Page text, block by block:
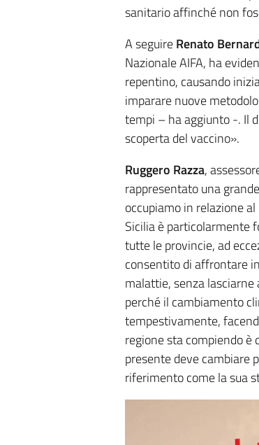
sanitario affinché non
A seguireRenato
Nazionale AIFA, ha
repentino, causando
imparare nuove
tempi – ha aggiunto -. Il
scoperta del vaccino».
Ruggero Razza,
rappresentato una
occupiamo in relazione
Sicilia è particolarmente
tutte le provincie, ad
consentito di affrontare
malattie, senza
perché il cambiamento
tempestivamente,
regione sta compiendo è
presente deve cambiare
riferimento come la sua